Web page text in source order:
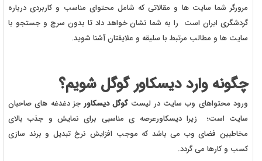
مرورگر شما سایت ها و مقالاتی که شامل محتوای مناسب و کاربردی درباره
گردشگری ایران است را به شما نشان خواهد داد تا بدون سرچ و جستجو با
سایت ها و مطالب مرتبط با سلیقه و علایقتان آشنا شوید.
چگونه وارد دیسکاور گوگل شویم؟
ورود محتواهای وب سایت در لیستگوگل دیسکاور جز دغدغه های صاحبان
سایت است؛ زیرا دیسکاورعرصه ی مناسبی برای نمایش و جذب بالای
مخاطبین فضای وب می باشد که موجب افزایش نرخ تبدیل و برند سازی
کسب و کارها می گردد.